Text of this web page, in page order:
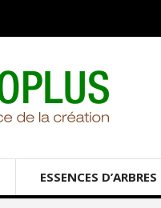
ESSENCES D’ARBRES